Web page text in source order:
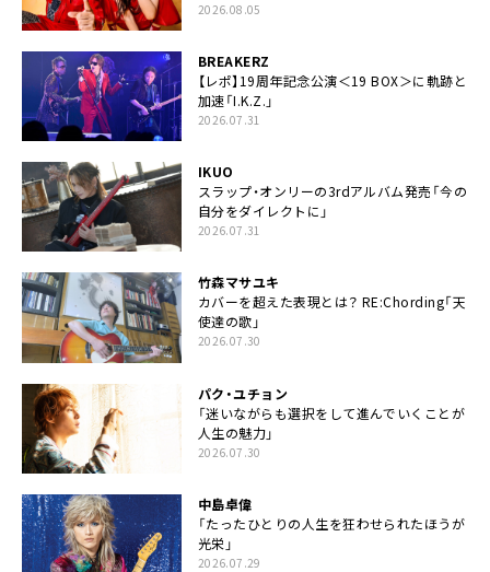
2026.08.05
BREAKERZ
【レポ】19周年記念公演＜19 BOX＞に軌跡と
加速「I.K.Z.」
2026.07.31
IKUO
スラップ・オンリーの3rdアルバム発売「今の
自分をダイレクトに」
2026.07.31
竹森マサユキ
カバーを超えた表現とは？ RE:Chording「天
使達の歌」
2026.07.30
パク・ユチョン
「迷いながらも選択をして進んでいくことが
人生の魅力」
2026.07.30
中島卓偉
「たったひとりの人生を狂わせられたほうが
光栄」
2026.07.29